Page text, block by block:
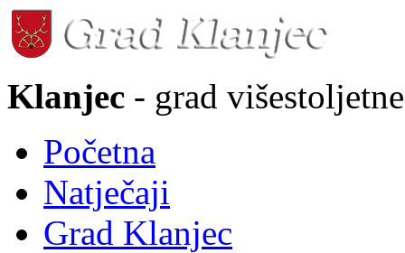
Klanjec - grad
Početna
Natječaji
Grad Klanjec